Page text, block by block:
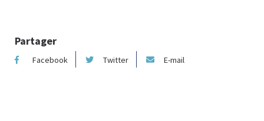
Partager
Facebook Twitter E-mail